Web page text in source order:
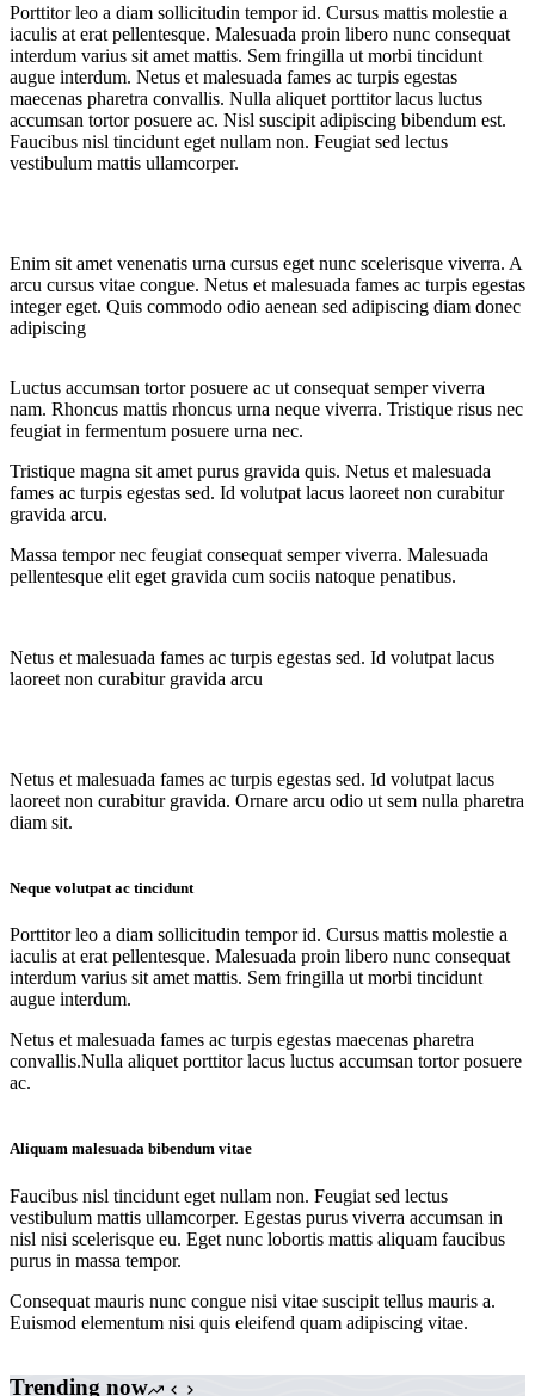
Porttitor leo a diam sollicitudin tempor id. Cursus mattis molestie a
iaculis at erat pellentesque. Malesuada proin libero nunc consequat
interdum varius sit amet mattis. Sem fringilla ut morbi tincidunt
augue interdum. Netus et malesuada fames ac turpis egestas
maecenas pharetra convallis. Nulla aliquet porttitor lacus luctus
accumsan tortor posuere ac. Nisl suscipit adipiscing bibendum est.
Faucibus nisl tincidunt eget nullam non. Feugiat sed lectus
vestibulum mattis ullamcorper.
Enim sit amet venenatis urna cursus eget nunc scelerisque viverra. A
arcu cursus vitae congue. Netus et malesuada fames ac turpis egestas
integer eget. Quis commodo odio aenean sed adipiscing diam donec
adipiscing
Luctus accumsan tortor posuere ac ut consequat semper viverra
nam. Rhoncus mattis rhoncus urna neque viverra. Tristique risus nec
feugiat in fermentum posuere urna nec.
Tristique magna sit amet purus gravida quis. Netus et malesuada
fames ac turpis egestas sed. Id volutpat lacus laoreet non curabitur
gravida arcu.
Massa tempor nec feugiat consequat semper viverra. Malesuada
pellentesque elit eget gravida cum sociis natoque penatibus.
Netus et malesuada fames ac turpis egestas sed. Id volutpat lacus
laoreet non curabitur gravida arcu
Netus et malesuada fames ac turpis egestas sed. Id volutpat lacus
laoreet non curabitur gravida. Ornare arcu odio ut sem nulla pharetra
diam sit.
Neque volutpat ac tincidunt
Porttitor leo a diam sollicitudin tempor id. Cursus mattis molestie a
iaculis at erat pellentesque. Malesuada proin libero nunc consequat
interdum varius sit amet mattis. Sem fringilla ut morbi tincidunt
augue interdum.
Netus et malesuada fames ac turpis egestas maecenas pharetra
convallis.Nulla aliquet porttitor lacus luctus accumsan tortor posuere
ac.
Aliquam malesuada bibendum vitae
Faucibus nisl tincidunt eget nullam non. Feugiat sed lectus
vestibulum mattis ullamcorper. Egestas purus viverra accumsan in
nisl nisi scelerisque eu. Eget nunc lobortis mattis aliquam faucibus
purus in massa tempor.
Consequat mauris nunc congue nisi vitae suscipit tellus mauris a.
Euismod elementum nisi quis eleifend quam adipiscing vitae.
Trending now